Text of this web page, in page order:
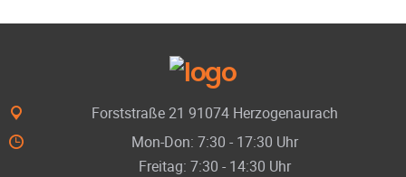
Forststraße 21 91074 Herzogenaurach
Mon-Don: 7:30 - 17:30 Uhr
Freitag: 7:30 - 14:30 Uhr